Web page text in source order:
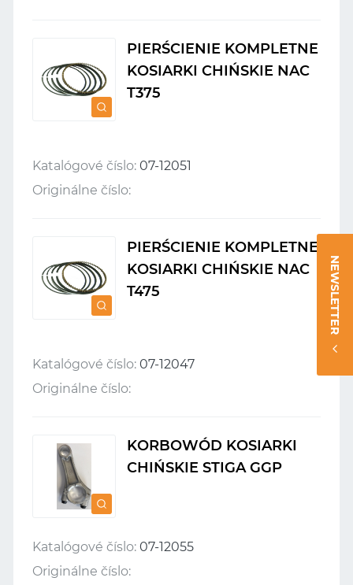
PIERŚCIENIE KOMPLETNE
KOSIARKI CHIŃSKIE NAC
T375
Katalógové číslo: 07-12051
Originálne číslo:
PIERŚCIENIE KOMPLETNE
KOSIARKI CHIŃSKIE NAC
T475
Katalógové číslo: 07-12047
Originálne číslo:
KORBOWÓD KOSIARKI
CHIŃSKIE STIGA GGP
Katalógové číslo: 07-12055
Originálne číslo:
NEWSLETTER